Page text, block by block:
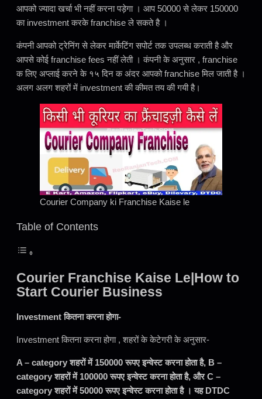
आपको ज्यादा खर्चा भी नहीं करना पड़ेगा । आप 50000 से लेकर 150000
का investment करके franchise ले सकते है ।
कंपनी आपको ट्रेनिंग से लेकर मार्केटिंग सपोर्ट तक उपलब्ध कराती है और
आपसे कोई franchise fees नहीं लेती । कंपनी के अनुसार , franchise
क लिए अप्लाई करने के १५ दिन क अंदर आपको franchise मिल जाती है ।
अलग अलग शहरों में investment की कीमत तय की गयी है।
Courier Company ki Franchise Kaise le
Table of Contents
Courier Franchise Kaise Le|How to
Start Courier Business
Investment कितना करना होगा-
Investment कितना करना होगा , शहरों के केटेगरी के अनुसार-
A – category शहरों में 150000 रूपए इन्वेस्ट करना होता है, B –
category शहरों में 100000 रूपए इन्वेस्ट करना होता है, और C –
category शहरों में 50000 रूपए इन्वेस्ट करना होता है । यह DTDC